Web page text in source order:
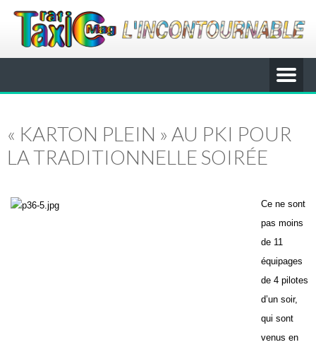
« KARTON PLEIN » AU PKI POUR
LA TRADITIONNELLE SOIRÉE
Ce ne sont
pas moins
de 11
équipages
de 4 pilotes
d’un soir,
qui sont
venus en